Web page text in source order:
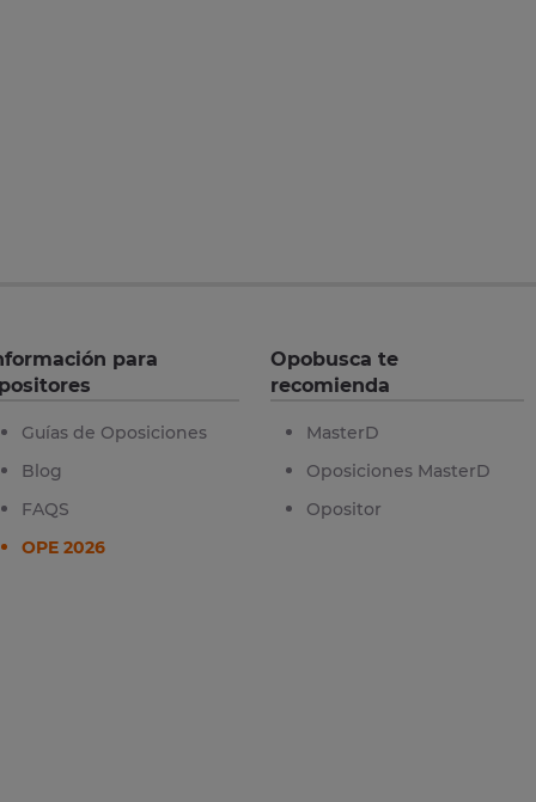
para
Guías de Oposiciones
Blog
FAQS
OPE 2026
Opobusca te
recomienda
MasterD
Oposiciones MasterD
Opositor